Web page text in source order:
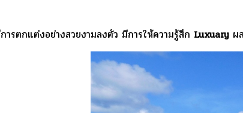
ารตกแต่งอย่างสวยงามลงตัว มีการให้ความรู้สึก Luxuary ผ